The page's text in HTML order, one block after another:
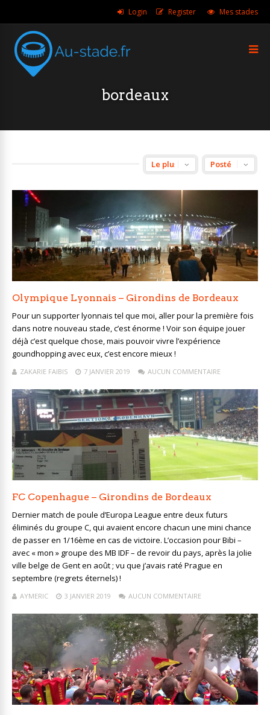
Login Register Mes stades
bordeaux
Olympique Lyonnais – Girondins de Bordeaux
Pour un supporter lyonnais tel que moi, aller pour la première fois
dans notre nouveau stade, c’est énorme ! Voir son équipe jouer
déjà c’est quelque chose, mais pouvoir vivre l’expérience
goundhopping avec eux, c’est encore mieux !
ZAKARIE FAIBIS 7 JANVIER 2019 AUCUN COMMENTAIRE
FC Copenhague – Girondins de Bordeaux
Dernier match de poule d’Europa League entre deux futurs
éliminés du groupe C, qui avaient encore chacun une mini chance
de passer en 1/16ème en cas de victoire. L’occasion pour Bibi –
avec « mon » groupe des MB IDF – de revoir du pays, après la jolie
ville belge de Gent en août ; vu que j’avais raté Prague en
septembre (regrets éternels) !
AYMERIC 3 JANVIER 2019 AUCUN COMMENTAIRE